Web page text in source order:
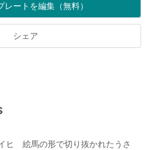
レートを編集（無料）
シェア
ヒ 絵馬の形で切り抜かれたうさ